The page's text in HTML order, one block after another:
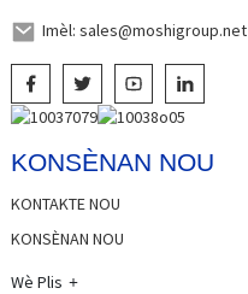
Imèl: sales@moshigroup.net
KONSÈNAN NOU
KONTAKTE NOU
KONSÈNAN NOU
Wè Plis